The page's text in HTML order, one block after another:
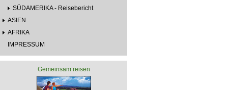
SÜDAMERIKA - Reisebericht
ASIEN
AFRIKA
IMPRESSUM
Gemeinsam reisen